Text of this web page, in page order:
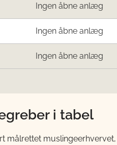
Ingen åbne anlæg
Ingen åbne anlæg
Ingen åbne anlæg
i tabel
målrettet